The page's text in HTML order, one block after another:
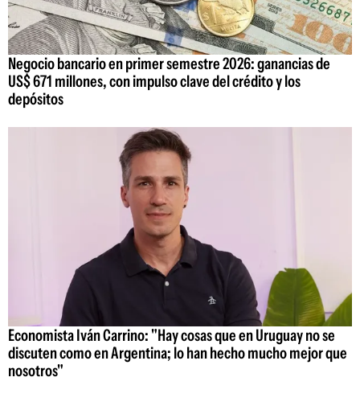
Negocio bancario en primer semestre 2026: ganancias de
US$ 671 millones, con impulso clave del crédito y los
depósitos
Economista Iván Carrino: "Hay cosas que en Uruguay no se
discuten como en Argentina; lo han hecho mucho mejor que
nosotros"